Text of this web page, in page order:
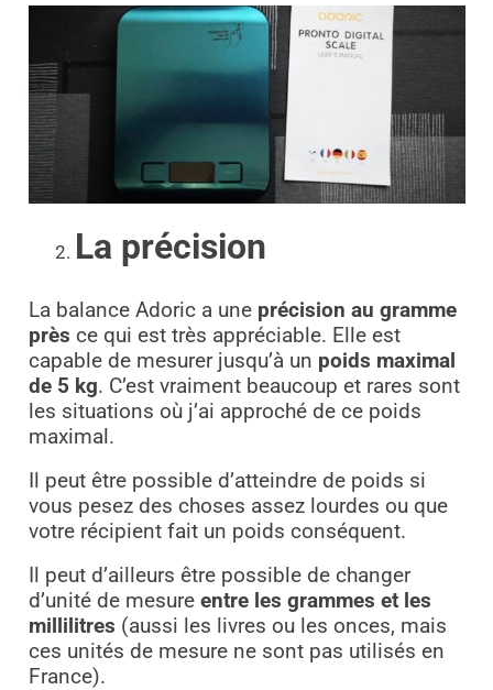
La précision
La balance Adoric a une précision au gramme
près ce qui est très appréciable. Elle est
capable de mesurer jusqu’à un poids maximal
de 5 kg. C’est vraiment beaucoup et rares sont
les situations où j’ai approché de ce poids
maximal.
Il peut être possible d’atteindre de poids si
vous pesez des choses assez lourdes ou que
votre récipient fait un poids conséquent.
Il peut d’ailleurs être possible de changer
d’unité de mesure entre les grammes et les
millilitres (aussi les livres ou les onces, mais
ces unités de mesure ne sont pas utilisés en
France).